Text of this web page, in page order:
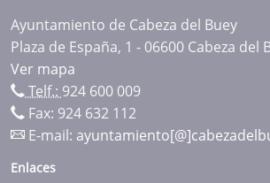
Ayuntamiento de Cabeza del Buey
Plaza de España, 1 - 06600 Cabeza del
Ver mapa
Telf.: 924 600 009
Fax: 924 632 112
E-mail:
Enlaces